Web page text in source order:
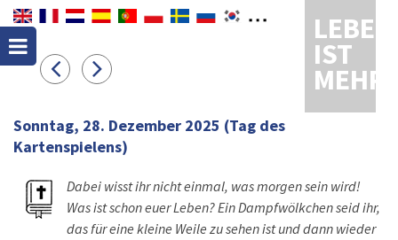
LEBEN
IST
MEHR
Sonntag, 28. Dezember 2025 (Tag des
Kartenspielens)
Dabei wisst ihr nicht einmal, was morgen sein wird!
Was ist schon euer Leben? Ein Dampfwölkchen seid ihr,
das für eine kleine Weile zu sehen ist und dann wieder